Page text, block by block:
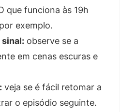
que funciona às 19h
exemplo.
sinal: observe se a
em cenas escuras e
veja se é fácil retomar a
o episódio seguinte.